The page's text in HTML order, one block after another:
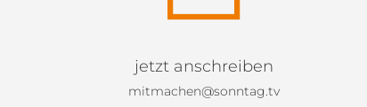
jetzt anschreiben
mitmachen@sonntag.tv